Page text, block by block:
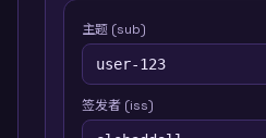
主题 (sub)
签发者 (iss)